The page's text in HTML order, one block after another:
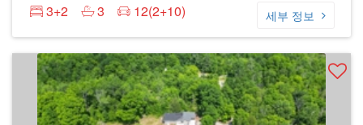
3+2
3 12(2+10) 세부 정보